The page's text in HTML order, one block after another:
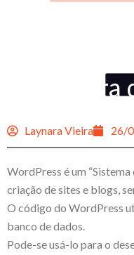
O que é
estrutura
Laynara Vieira 26/
WordPress é um
criação de sites e blogs,
O código do WordPress
banco de dados.
Pode-se usá-lo para o